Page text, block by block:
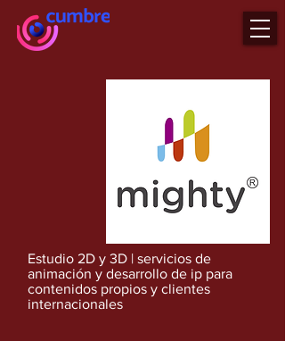
Estudio 2D y 3D | servicios de
animación y desarrollo de ip para
contenidos propios y clientes
internacionales